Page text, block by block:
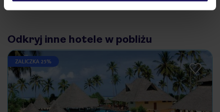
Odkryj inne hotele w pobliżu
ZALICZKA 25%